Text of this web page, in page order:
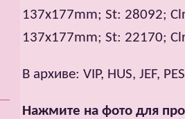
137x177mm; St: 28092;
137x177mm; St: 22170;
В архиве: VIP, HUS, JEF,
Нажмите на фото для